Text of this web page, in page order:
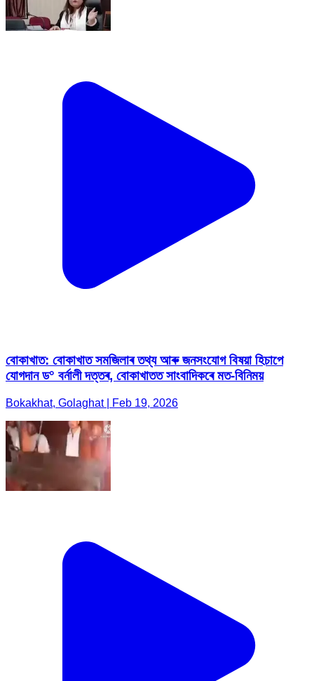
বোকাখাত: বোকাখাত সমজিলাৰ তথ্য আৰু জনসংযোগ বিষয়া হিচাপে
যোগদান ড° বৰ্নালী দত্তৰ, বোকাখাতত সাংবাদিকৰে মত-বিনিময়
Bokakhat, Golaghat | Feb 19, 2026